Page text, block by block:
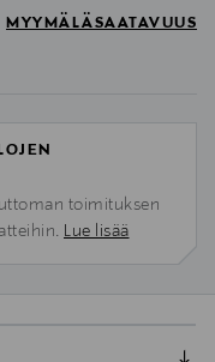
MYYMÄLÄSAATAVUUS
toimituksen
Lue lisää